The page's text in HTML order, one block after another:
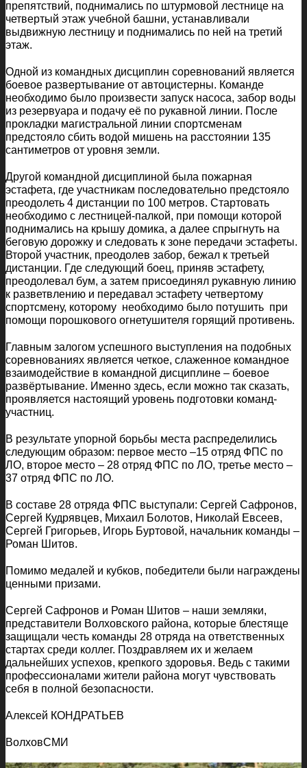
препятствий, поднимались по штурмовой лестнице на
четвертый этаж учебной башни, устанавливали
выдвижную лестницу и поднимались по ней на третий
этаж.
Одной из командных дисциплин соревнований является
боевое развертывание от автоцистерны. Команде
необходимо было произвести запуск насоса, забор воды
из резервуара и подачу её по рукавной линии. После
прокладки магистральной линии спортсменам
предстояло сбить водой мишень на расстоянии 135
сантиметров от уровня земли.
Другой командной дисциплиной была пожарная
эстафета, где участникам последовательно предстояло
преодолеть 4 дистанции по 100 метров. Стартовать
необходимо с лестницей-палкой, при помощи которой
поднимались на крышу домика, а далее спрыгнуть на
беговую дорожку и следовать к зоне передачи эстафеты.
Второй участник, преодолев забор, бежал к третьей
дистанции. Где следующий боец, приняв эстафету,
преодолевал бум, а затем присоединял рукавную линию
к разветвлению и передавал эстафету четвертому
спортсмену, которому необходимо было потушить при
помощи порошкового огнетушителя горящий противень.
Главным залогом успешного выступления на подобных
соревнованиях является четкое, слаженное командное
взаимодействие в командной дисциплине – боевое
развёртывание. Именно здесь, если можно так сказать,
проявляется настоящий уровень подготовки команд-
участниц.
В результате упорной борьбы места распределились
следующим образом: первое место –15 отряд ФПС по
ЛО, второе место – 28 отряд ФПС по ЛО, третье место –
37 отряд ФПС по ЛО.
В составе 28 отряда ФПС выступали: Сергей Сафронов,
Сергей Кудрявцев, Михаил Болотов, Николай Евсеев,
Сергей Григорьев, Игорь Буртовой, начальник команды –
Роман Шитов.
Помимо медалей и кубков, победители были награждены
ценными призами.
Сергей Сафронов и Роман Шитов – наши земляки,
представители Волховского района, которые блестяще
защищали честь команды 28 отряда на ответственных
стартах среди коллег. Поздравляем их и желаем
дальнейших успехов, крепкого здоровья. Ведь с такими
профессионалами жители района могут чувствовать
себя в полной безопасности.
Алексей КОНДРАТЬЕВ
ВолховСМИ